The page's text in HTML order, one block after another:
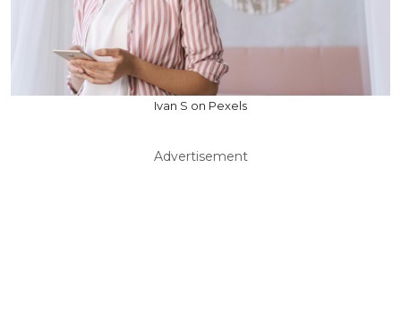
Ivan S on Pexels
Advertisement